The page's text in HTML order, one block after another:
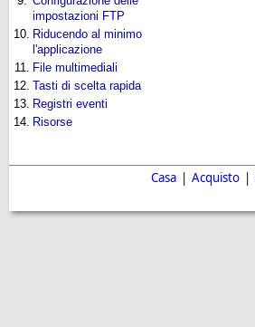
impostazioni FTP
10. Riducendo al minimo
l'applicazione
11. File multimediali
12. Tasti di scelta rapida
13. Registri eventi
14. Risorse
Casa | Acquisto |